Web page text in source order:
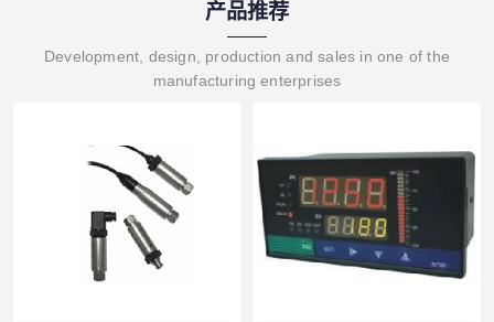
产品推荐
Development, design, production and sales in one of the
manufacturing enterprises